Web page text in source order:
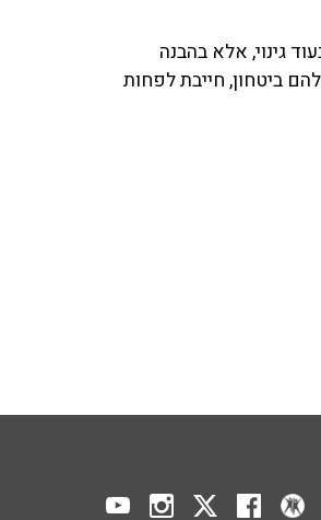
גינוי, אלא בהבנה
ביטחון, חייבת לפחות